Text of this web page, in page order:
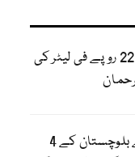
پیٹرول کی قیمت 228 روپے فی لیٹر کی
الیکشن کمیشن نے بلوچستان کے 4